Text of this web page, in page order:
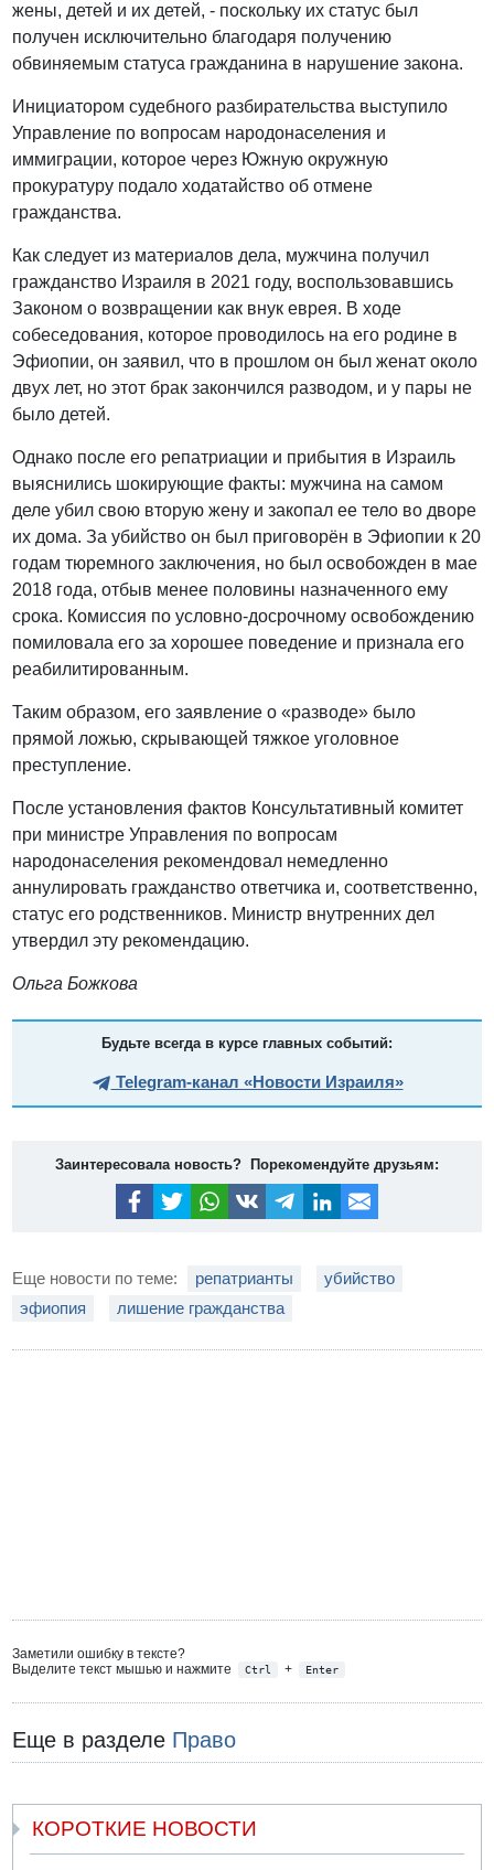
жены, детей и их детей, - поскольку их статус был
получен исключительно благодаря получению
обвиняемым статуса гражданина в нарушение закона.
Инициатором судебного разбирательства выступило
Управление по вопросам народонаселения и
иммиграции, которое через Южную окружную
прокуратуру подало ходатайство об отмене
гражданства.
Как следует из материалов дела, мужчина получил
гражданство Израиля в 2021 году, воспользовавшись
Законом о возвращении как внук еврея. В ходе
собеседования, которое проводилось на его родине в
Эфиопии, он заявил, что в прошлом он был женат около
двух лет, но этот брак закончился разводом, и у пары не
было детей.
Однако после его репатриации и прибытия в Израиль
выяснились шокирующие факты: мужчина на самом
деле убил свою вторую жену и закопал ее тело во дворе
их дома. За убийство он был приговорён в Эфиопии к 20
годам тюремного заключения, но был освобожден в мае
2018 года, отбыв менее половины назначенного ему
срока. Комиссия по условно-досрочному освобождению
помиловала его за хорошее поведение и признала его
реабилитированным.
Таким образом, его заявление о «разводе» было
прямой ложью, скрывающей тяжкое уголовное
преступление.
После установления фактов Консультативный комитет
при министре Управления по вопросам
народонаселения рекомендовал немедленно
аннулировать гражданство ответчика и, соответственно,
статус его родственников. Министр внутренних дел
утвердил эту рекомендацию.
Ольга Божкова
Будьте всегда в курсе главных событий:
Telegram-канал «Новости Израиля»
Заинтересовала новость? Порекомендуйте друзьям:
Еще новости по теме: репатрианты
убийство
эфиопия
лишение гражданства
Заметили ошибку в тексте?
Выделите текст мышью и нажмите
Ctrl + Enter
Еще в разделе Право
КОРОТКИЕ НОВОСТИ